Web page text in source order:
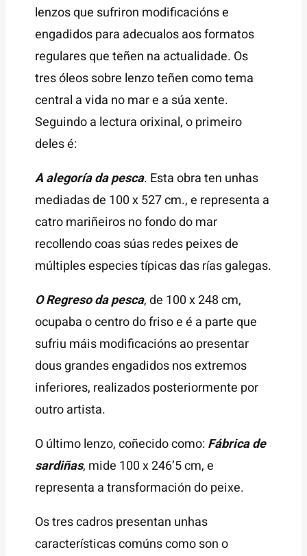
lenzos que sufriron modificacións e
engadidos para adecualos aos formatos
regulares que teñen na actualidade. Os
tres óleos sobre lenzo teñen como tema
central a vida no mar e a súa xente.
Seguindo a lectura orixinal, o primeiro
deles é:
A alegoría da pesca. Esta obra ten unhas
mediadas de 100 x 527 cm., e representa a
catro mariñeiros no fondo do mar
recollendo coas súas redes peixes de
múltiples especies típicas das rías galegas.
O Regreso da pesca, de 100 x 248 cm,
ocupaba o centro do friso e é a parte que
sufriu máis modificacións ao presentar
dous grandes engadidos nos extremos
inferiores, realizados posteriormente por
outro artista.
O último lenzo, coñecido como:Fábrica de
sardiñas, mide 100 x 246’5 cm, e
representa a transformación do peixe.
Os tres cadros presentan unhas
características comúns como son o